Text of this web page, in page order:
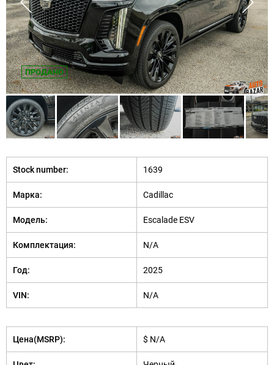
ПРОДАНО
Stock number: 1639
Марка: Cadillac
Модель: Escalade ESV
Комплектация: N/A
Год: 2025
VIN: N/A
Цена(MSRP): $ N/A